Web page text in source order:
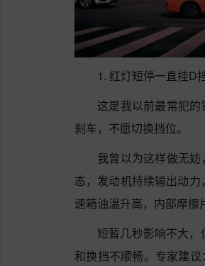
1. 红灯短停一直挂D
这是我以前最常犯
刹车，不愿切换挡位。
我曾以为这样做无
态，发动机持续输出动
速箱油温升高，内部摩
短暂几秒影响不大
和换挡不顺畅。专家建